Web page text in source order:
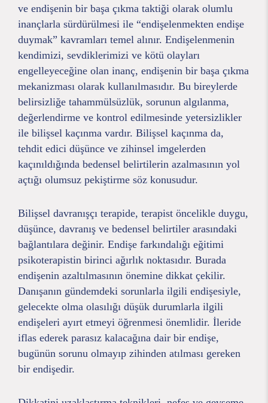
ve endişenin bir başa çıkma taktiği olarak olumlu
inançlarla sürdürülmesi ile “endişelenmekten endişe
duymak” kavramları temel alınır. Endişelenmenin
kendimizi, sevdiklerimizi ve kötü olayları
engelleyeceğine olan inanç, endişenin bir başa çıkma
mekanizması olarak kullanılmasıdır. Bu bireylerde
belirsizliğe tahammülsüzlük, sorunun algılanma,
değerlendirme ve kontrol edilmesinde yetersizlikler
ile bilişsel kaçınma vardır. Bilişsel kaçınma da,
tehdit edici düşünce ve zihinsel imgelerden
kaçınıldığında bedensel belirtilerin azalmasının yol
açtığı olumsuz pekiştirme söz konusudur.
Bilişsel davranışçı terapide, terapist öncelikle duygu,
düşünce, davranış ve bedensel belirtiler arasındaki
bağlantılara değinir. Endişe farkındalığı eğitimi
psikoterapistin birinci ağırlık noktasıdır. Burada
endişenin azaltılmasının önemine dikkat çekilir.
Danışanın gündemdeki sorunlarla ilgili endişesiyle,
gelecekte olma olasılığı düşük durumlarla ilgili
endişeleri ayırt etmeyi öğrenmesi önemlidir. İleride
iflas ederek parasız kalacağına dair bir endişe,
bugünün sorunu olmayıp zihinden atılması gereken
bir endişedir.